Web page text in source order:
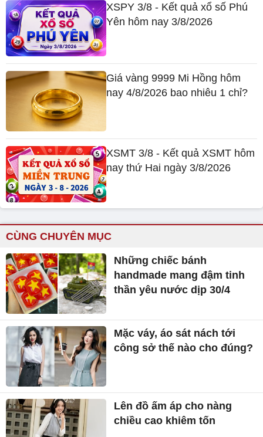
XSPY 3/8 - Kết quả xổ số Phú
Yên hôm nay 3/8/2026
Giá vàng 9999 Mi Hồng hôm
nay 4/8/2026 bao nhiêu 1 chỉ?
XSMT 3/8 - Kết quả XSMT hôm
nay thứ Hai ngày 3/8/2026
CÙNG CHUYÊN MỤC
Những chiếc bánh
handmade mang đậm tinh
thần yêu nước dịp 30/4
Mặc váy, áo sát nách tới
công sở thế nào cho đúng?
Lên đồ ấm áp cho nàng
chiều cao khiêm tốn